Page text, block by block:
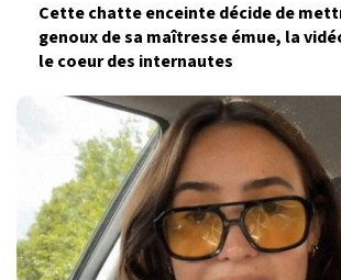
Cette chatte enceinte décide de
genoux de sa maîtresse émue, la
le coeur des internautes